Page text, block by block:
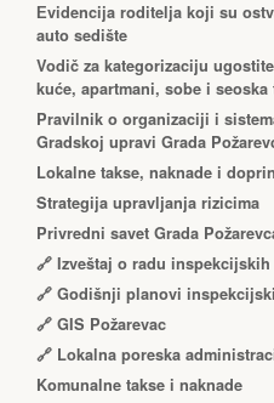
Еvidencija roditelja koji su
auto sedište
Vodič za kategorizaciju
kuće, apartmani, sobe i
Pravilnik o organizaciji i
Gradskoj upravi Grada
Lokalne takse, naknade i
Strategija upravljanja rizicima
Privredni savet Grada
🔗 Izveštaj o radu inspekcijskih
🔗 Godišnji planovi
🔗 GIS Požarevac
🔗 Lokalna poreska
Komunalne takse i naknade